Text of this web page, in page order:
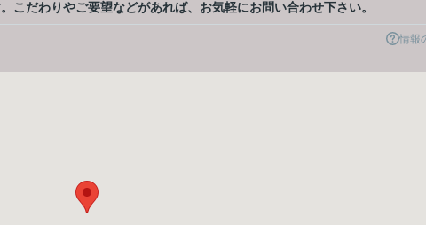
こだわりやご要望などがあれば、お気軽にお問い合わせ下さい。
情報